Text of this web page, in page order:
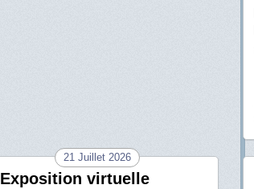
21 Juillet 2026
Exposition virtuelle